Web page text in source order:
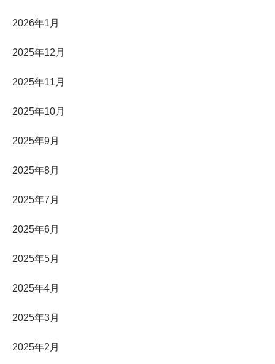
2026年1月
2025年12月
2025年11月
2025年10月
2025年9月
2025年8月
2025年7月
2025年6月
2025年5月
2025年4月
2025年3月
2025年2月